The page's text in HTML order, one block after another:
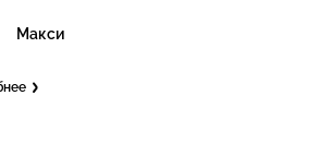
Макси